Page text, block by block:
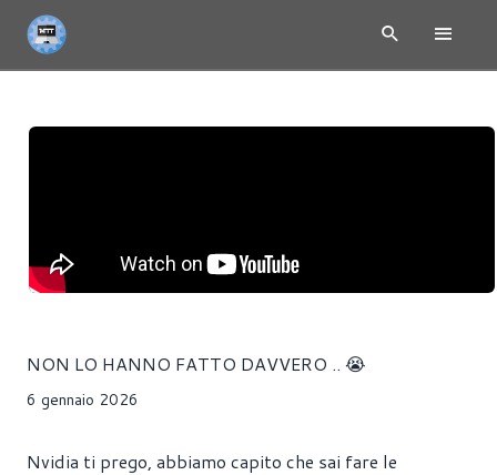
NON LO HANNO FATTO DAVVERO .. 😭
6 gennaio 2026
Nvidia ti prego, abbiamo capito che sai fare le